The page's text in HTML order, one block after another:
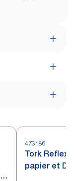
473186
Tork
papier et